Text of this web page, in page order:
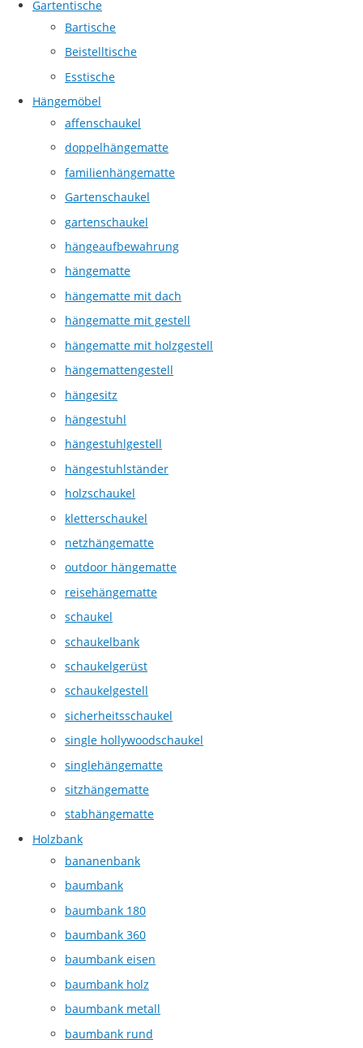
Gartentische
Bartische
Beistelltische
Esstische
Hängemöbel
affenschaukel
doppelhängematte
familienhängematte
Gartenschaukel
gartenschaukel
hängeaufbewahrung
hängematte
hängematte mit dach
hängematte mit gestell
hängematte mit holzgestell
hängemattengestell
hängesitz
hängestuhl
hängestuhlgestell
hängestuhlständer
holzschaukel
kletterschaukel
netzhängematte
outdoor hängematte
reisehängematte
schaukel
schaukelbank
schaukelgerüst
schaukelgestell
sicherheitsschaukel
single hollywoodschaukel
singlehängematte
sitzhängematte
stabhängematte
Holzbank
bananenbank
baumbank
baumbank 180
baumbank 360
baumbank eisen
baumbank holz
baumbank metall
baumbank rund